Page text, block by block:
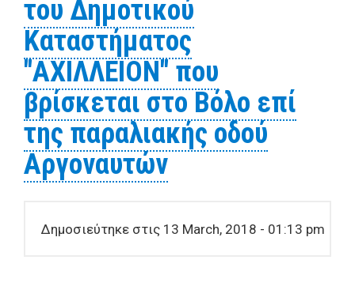
Ιωνία
του Δημοτικού
Καταστήματος
"ΑΧΙΛΛΕΙΟΝ" που
βρίσκεται στο Βόλο επί
της παραλιακής οδού
Αργοναυτών
Δημοσιεύτηκε στις 13 March, 2018 - 01:13 pm